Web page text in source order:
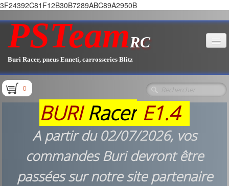
3F24392C81F12B30B7289ABC89A2950B
PSTeamRC
Buri Racer, pneus Enneti, carrosseries Blitz
Accueil
Boutique▼
Pièces E1.1 / E1.2
Pièces E1.3
Pièces E2.1
0
BURIRacer E1.4
A partir du 02/07/2026, vos
commandes Buri devront être
passées sur notre site partenaire